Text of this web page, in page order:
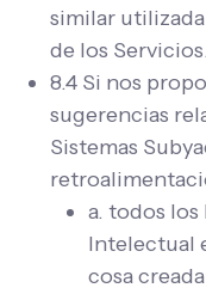
similar
de los Servicios.
8.4 Si nos
sugerencias
Sistemas
a. todos
Intelectual
cosa